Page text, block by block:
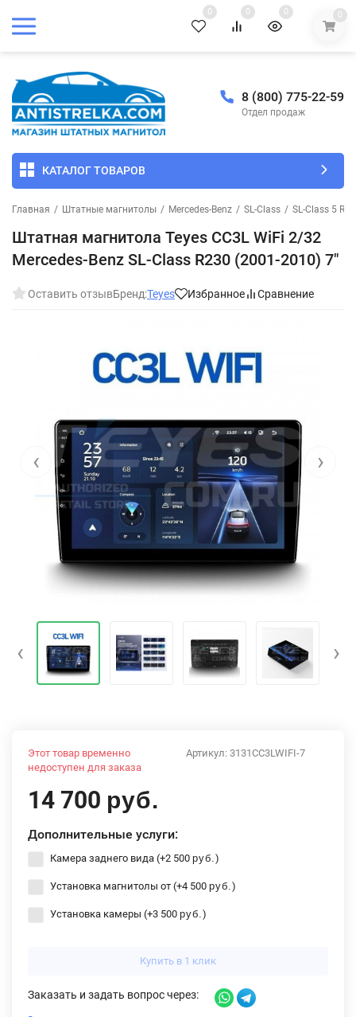
0 0 0 0
8 (800) 775-22-59
Отдел продаж
КАТАЛОГ ТОВАРОВ
Главная / Штатные магнитолы / Mercedes-Benz / SL-Class / SL-Class 5
Штатная магнитола Teyes CC3L WiFi 2/32
Mercedes-Benz SL-Class R230 (2001-2010) 7"
Оставить отзывБренд:Teyes Избранное Сравнение
‹ ›
‹ ›
Артикул: 3131CC3LWIFI-7
Этот товар временно
недоступен для заказа
14 700 руб.
Дополнительные услуги:
Камера заднего вида (+2 500 руб. )
Установка магнитолы от (+4 500 руб. )
Установка камеры (+3 500 руб. )
Купить в 1 клик
Заказать и задать вопрос через: